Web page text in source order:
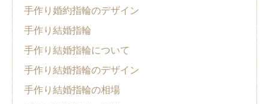
手作り婚約指輪のデザイン
手作り結婚指輪
手作り結婚指輪について
手作り結婚指輪のデザイン
手作り結婚指輪の相場